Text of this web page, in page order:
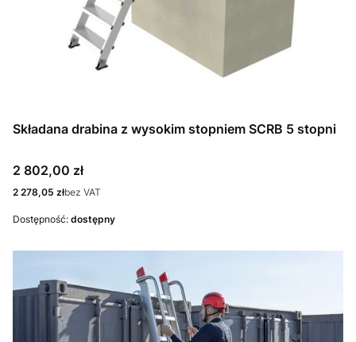
Składana drabina z wysokim stopniem SCRB 5 stopni
Cena
2 802,00 zł
Cena
2 278,05 złbez VAT
Dostępność: dostępny